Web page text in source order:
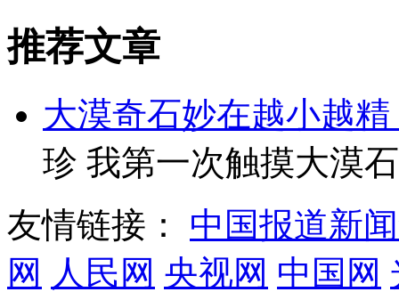
推荐文章
大漠奇石妙在越小越
珍 我第一次触摸大漠
友情链接： 中国报道新
网 人民网 央视网 中国网